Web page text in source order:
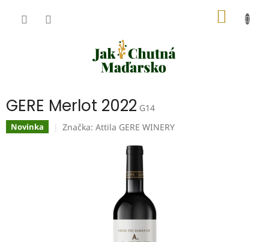
GERE Merlot 2022 G14
Novinka Značka: Attila GERE WINERY